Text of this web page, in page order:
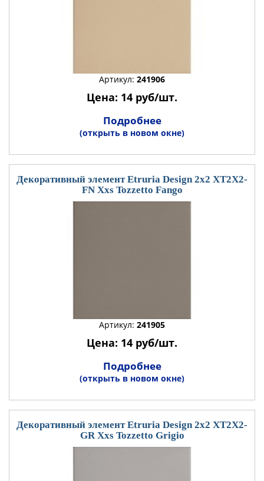
Артикул: 241906
Цена: 14 руб/шт.
Подробнее
(открыть в новом окне)
Декоративный элемент Etruria Design 2x2 XT2X2-
FN Xxs Tozzetto Fango
Артикул: 241905
Цена: 14 руб/шт.
Подробнее
(открыть в новом окне)
Декоративный элемент Etruria Design 2x2 XT2X2-
GR Xxs Tozzetto Grigio